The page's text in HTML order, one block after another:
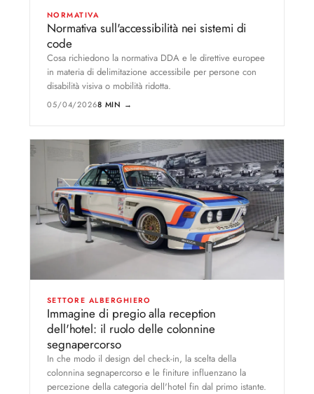
NORMATIVA
Normativa sull'accessibilità nei sistemi di
code
Cosa richiedono la normativa DDA e le direttive europee
in materia di delimitazione accessibile per persone con
disabilità visiva o mobilità ridotta.
05/04/20268 MIN →
SETTORE ALBERGHIERO
Immagine di pregio alla reception
dell'hotel: il ruolo delle colonnine
segnapercorso
In che modo il design del check-in, la scelta della
colonnina segnapercorso e le finiture influenzano la
percezione della categoria dell'hotel fin dal primo istante.